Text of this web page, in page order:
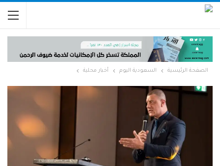
الصفحة الرئيسية السعودية اليوم أخبار محلية